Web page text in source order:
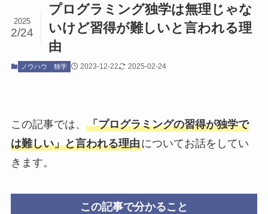
プログラミング独学は無理じゃな
いけど習得が難しいと言われる理
由
2025
2/24
ノウハウ 独学 2023-12-22 2025-02-24
この記事では、 「プログラミングの習得が独学で
は難しい」と言われる理由についてお話をしてい
きます。
この記事で分かること